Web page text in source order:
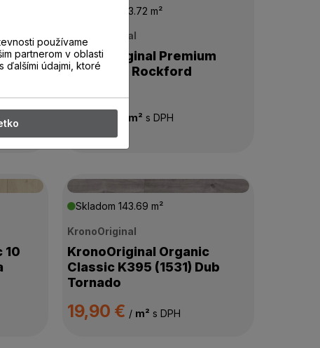
163.72 m²
KronoOriginal
KronoOriginal Premium
5946 Dub Rockford
9,90 € m² s DPH
13,90 €
10
Skladom 143.69 m²
KronoOriginal
KronoOriginal Organic
Classic K395 (1531) Dub
Tornado
19,90 € / m² s DPH
používame
partnerom v oblasti
ďalšími údajmi, ktoré